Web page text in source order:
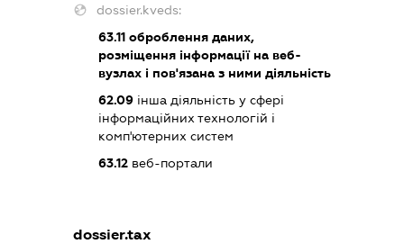
dossier.kveds:
63.11оброблення даних,
розміщення інформації на веб-
вузлах і пов'язана з ними діяльність
62.09інша діяльність у сфері
інформаційних технологій і
комп'ютерних систем
63.12веб-портали
dossier.tax